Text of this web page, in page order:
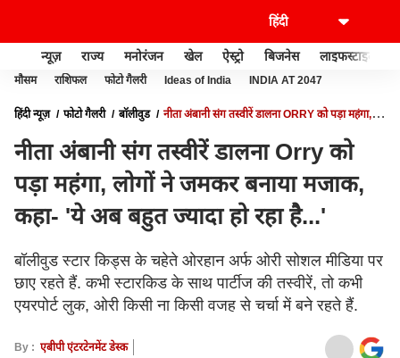
न्यूज़ राज्य मनोरंजन खेल ऐस्ट्रो बिजनेस लाइफस्टाइल
मौसम राशिफल फोटो गैलरी Ideas of India INDIA AT 2047
हिंदी न्यूज़ फोटो गैलरी बॉलीवुड
नीता अंबानी संग तस्वीरें डालना ORRY को पड़ा महंगा,
नीता अंबानी संग तस्वीरें डालना Orry को
पड़ा महंगा, लोगों ने जमकर बनाया मजाक,
कहा- 'ये अब बहुत ज्यादा हो रहा है...'
बॉलीवुड स्टार किड्स के चहेते ओरहान अर्फ ओरी सोशल मीडिया पर
छाए रहते हैं. कभी स्टारकिड के साथ पार्टीज की तस्वीरें, तो कभी
एयरपोर्ट लुक, ओरी किसी ना किसी वजह से चर्चा में बने रहते हैं.
By : एबीपी एंटरटेनमेंट डेस्क